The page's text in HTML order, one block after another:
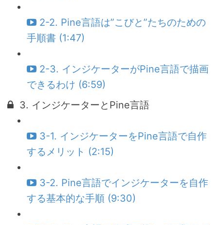
2-2. Pine言語は”こびと”たちのための
手順書 (1:47)
2-3. インジケーターがPine言語で描画
できるわけ (6:59)
3. インジケーターとPine言語
3-1. インジケーターをPine言語で自作
するメリット (2:15)
3-2. Pine言語でインジケーターを自作
する基本的な手順 (9:30)